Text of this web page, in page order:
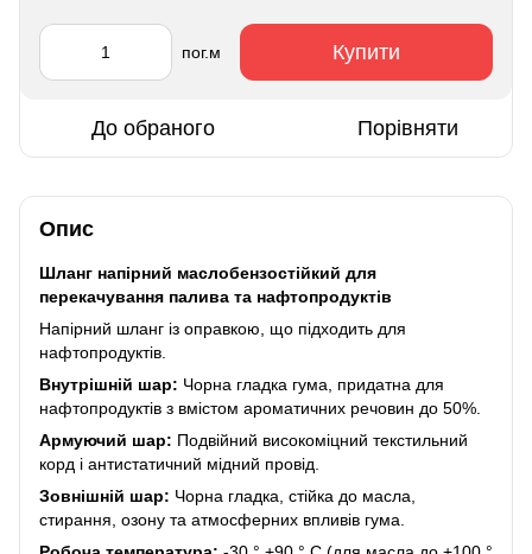
пог.м Купити
До обраного Порівняти
Опис
Шланг напірний маслобензостійкий для
перекачування палива та нафтопродуктів
Напірний шланг із оправкою, що підходить для
нафтопродуктів.
Внутрішній шар: Чорна гладка гума, придатна для
нафтопродуктів з вмістом ароматичних речовин до 50%.
Армуючий шар: Подвійний високоміцний текстильний
корд і антистатичний мідний провід.
Зовнішній шар: Чорна гладка, стійка до масла,
стирання, озону та атмосферних впливів гума.